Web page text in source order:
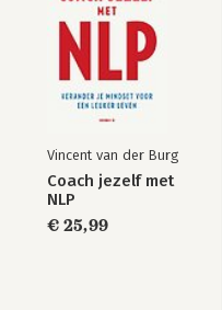
Vincent van der Burg
Coach jezelf met
NLP
€ 25,99